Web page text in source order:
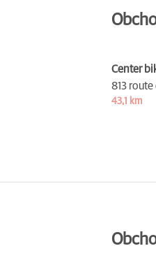
Center
813
43,1 km